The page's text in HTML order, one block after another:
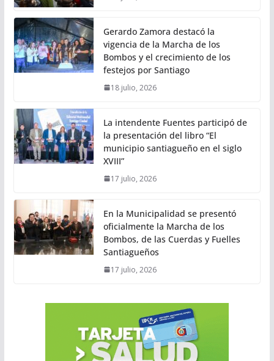
Gerardo Zamora destacó la
vigencia de la Marcha de los
Bombos y el crecimiento de los
festejos por Santiago
18 julio, 2026
La intendente Fuentes participó de
la presentación del libro “El
municipio santiagueño en el siglo
XVIII”
17 julio, 2026
En la Municipalidad se presentó
oficialmente la Marcha de los
Bombos, de las Cuerdas y Fuelles
Santiagueños
17 julio, 2026